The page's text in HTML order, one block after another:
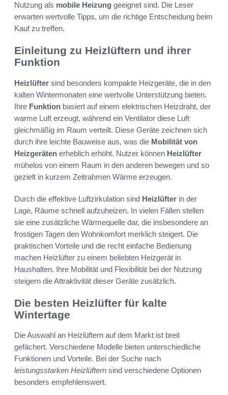
Nutzung als mobile Heizung geeignet sind. Die Leser
erwarten wertvolle Tipps, um die richtige Entscheidung beim
Kauf zu treffen.
Einleitung zu Heizlüftern und ihrer
Funktion
Heizlüfter sind besonders kompakte Heizgeräte, die in den
kalten Wintermonaten eine wertvolle Unterstützung bieten.
Ihre Funktion basiert auf einem elektrischen Heizdraht, der
warme Luft erzeugt, während ein Ventilator diese Luft
gleichmäßig im Raum verteilt. Diese Geräte zeichnen sich
durch ihre leichte Bauweise aus, was die Mobilität von
Heizgeräten erheblich erhöht. Nutzer können Heizlüfter
mühelos von einem Raum in den anderen bewegen und so
gezielt in kurzem Zeitrahmen Wärme erzeugen.
Durch die effektive Luftzirkulation sind Heizlüfter in der
Lage, Räume schnell aufzuheizen. In vielen Fällen stellen
sie eine zusätzliche Wärmequelle dar, die insbesondere an
frostigen Tagen den Wohnkomfort merklich steigert. Die
praktischen Vorteile und die recht einfache Bedienung
machen Heizlüfter zu einem beliebten Heizgerät in
Haushalten. Ihre Mobilität und Flexibilität bei der Nutzung
steigern die Attraktivität dieser Geräte zusätzlich.
Die besten Heizlüfter für kalte
Wintertage
Die Auswahl an Heizlüftern auf dem Markt ist breit
gefächert. Verschiedene Modelle bieten unterschiedliche
Funktionen und Vorteile. Bei der Suche nach
leistungsstarken Heizlüftern sind verschiedene Optionen
besonders empfehlenswert.